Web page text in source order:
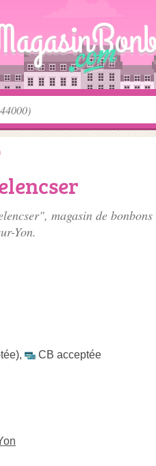
magasin de bonbons
Yon.
,
CB acceptée